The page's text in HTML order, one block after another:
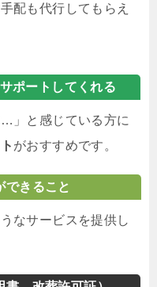
配も代行してもらえ
ポートしてくれる
…」と感じている方に
がおすすめです。
できること
なサービスを提供し